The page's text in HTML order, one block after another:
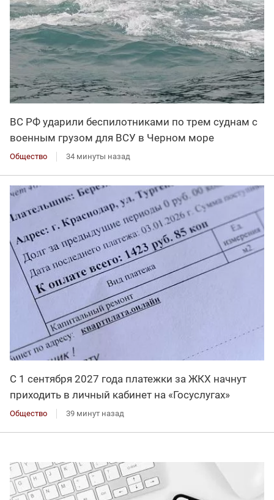
ВС РФ ударили беспилотниками по трем суднам с
военным грузом для ВСУ в Черном море
Общество 34 минуты назад
С 1 сентября 2027 года платежки за ЖКХ начнут
приходить в личный кабинет на «Госуслугах»
Общество 39 минут назад